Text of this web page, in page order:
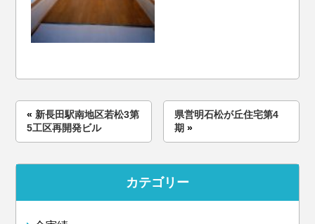
«新長田駅南地区若松3第
5工区再開発ビル
県営明石松が丘住宅第4
期 »
カテゴリー